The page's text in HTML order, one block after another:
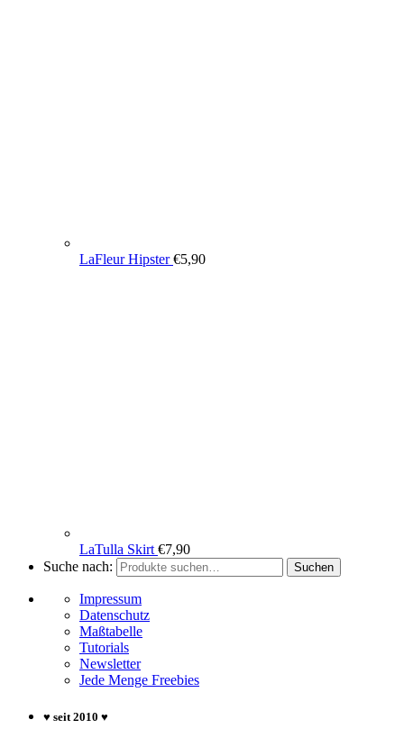
LaFleur Hipster €5,90
LaTulla Skirt €7,90
Suche nach:
Suchen
Impressum
Datenschutz
Maßtabelle
Tutorials
Newsletter
Jede Menge Freebies
♥ seit 2010 ♥